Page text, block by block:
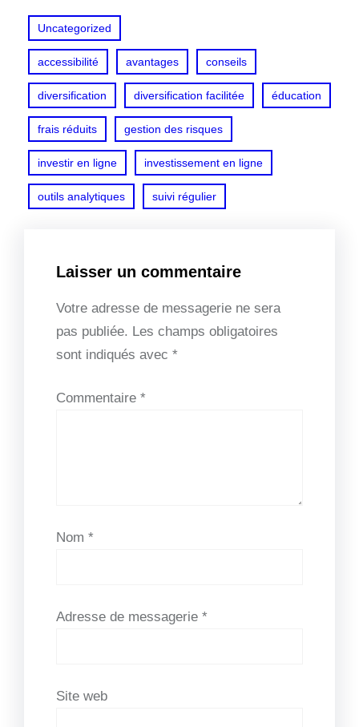
Uncategorized
accessibilité avantages conseils
diversification diversification facilitée éducation
frais réduits gestion des risques
investir en ligne investissement en ligne
outils analytiques suivi régulier
Laisser un commentaire
Votre adresse de messagerie ne sera
pas publiée. Les champs obligatoires
sont indiqués avec *
Commentaire *
Nom *
Adresse de messagerie *
Site web